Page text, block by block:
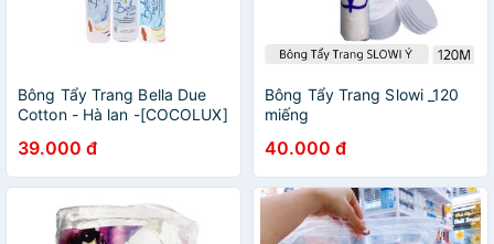
Bông Tẩy Trang Bella Due
Cotton - Hà lan -[COCOLUX]
39.000 đ
Bông Tẩy Trang Slowi _120
miếng
40.000 đ